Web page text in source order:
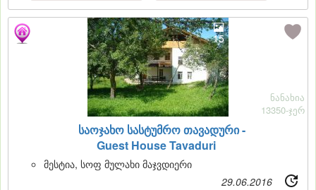
15
საოჯახო სასტუმრო თავადური -
Guest House Tavaduri
ნანახია
13350-ჯერ
მესტია, სოფ მულახი მაჯვდიერი
29.06.2016